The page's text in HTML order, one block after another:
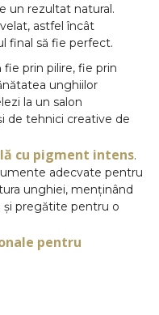
un rezultat natural.
astfel încât
final să fie perfect.
prin pilire, fie prin
unghiilor
la un salon
de tehnici creative de
cu pigment intens.
adecvate pentru
unghiei, menținând
și pregătite pentru o
pentru